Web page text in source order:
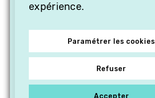
expérience.
Paramétrer les cookies
Refuser
Accepter